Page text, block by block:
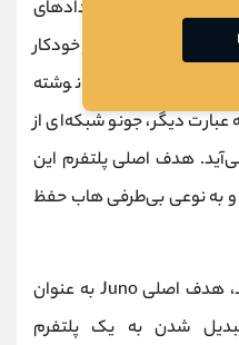
باز برای قراردادهای
جونو به طور خودکار
چنین قراردادهایی نوشته
دیگر، جونو شبکه‌ای از
هدف اصلی پلتفرم این
و به نوعی بی‌طرفی هاب حفظ
همانطور که می‌توانید تصور کنید، هدف اصلی Juno به عنوان
شدن به یک پلتفرم